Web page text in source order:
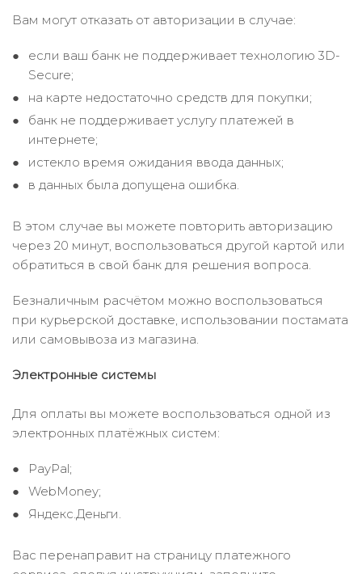
Вам могут отказать от авторизации в случае:
если ваш банк не поддерживает технологию 3D-
Secure;
на карте недостаточно средств для покупки;
банк не поддерживает услугу платежей в
интернете;
истекло время ожидания ввода данных;
в данных была допущена ошибка.
В этом случае вы можете повторить авторизацию
через 20 минут, воспользоваться другой картой или
обратиться в свой банк для решения вопроса.
Безналичным расчётом можно воспользоваться
при курьерской доставке, использовании постамата
или самовывоза из магазина.
Электронные системы
Для оплаты вы можете воспользоваться одной из
электронных платёжных систем:
PayPal;
WebMoney;
Яндекс.Деньги.
Вас перенаправит на страницу платежного